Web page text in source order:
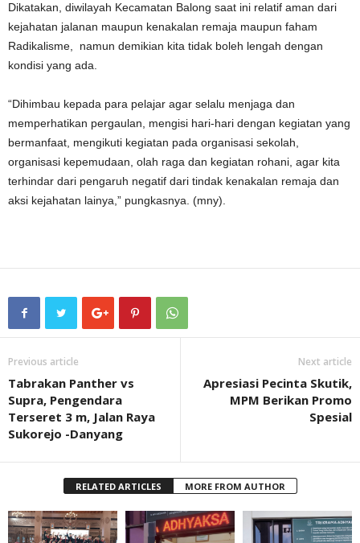
Dikatakan, diwilayah Kecamatan Balong saat ini relatif aman dari
kejahatan jalanan maupun kenakalan remaja maupun faham
Radikalisme, namun demikian kita tidak boleh lengah dengan
kondisi yang ada.
“Dihimbau kepada para pelajar agar selalu menjaga dan
memperhatikan pergaulan, mengisi hari-hari dengan kegiatan yang
bermanfaat, mengikuti kegiatan pada organisasi sekolah,
organisasi kepemudaan, olah raga dan kegiatan rohani, agar kita
terhindar dari pengaruh negatif dari tindak kenakalan remaja dan
aksi kejahatan lainya,” pungkasnya. (mny).
Previous article
Tabrakan Panther vs
Supra, Pengendara
Terseret 3 m, Jalan Raya
Sukorejo -Danyang
Next article
Apresiasi Pecinta Skutik,
MPM Berikan Promo
Spesial
RELATED ARTICLES MORE FROM AUTHOR